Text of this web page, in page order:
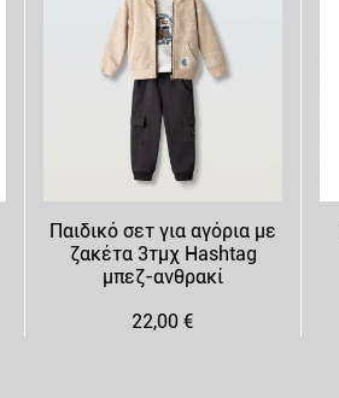
Παιδικό σετ για αγόρια με
ζακέτα 3τμχ Hashtag
μπεζ-ανθρακί
22,00 €